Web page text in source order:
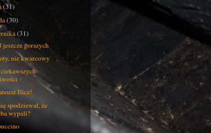
(31)
(30)
(31)
jeszcze gorszych
nie kwarcowy
Ilicz!
spodziewał, że
wypali?